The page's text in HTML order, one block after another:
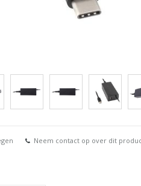
Neem contact op over dit